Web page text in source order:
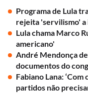
Programa de Lula
rejeita 'servilismo' a
Lula chama Marco
americano'
André Mendonça
documentos do
Fabiano Lana:
partidos não